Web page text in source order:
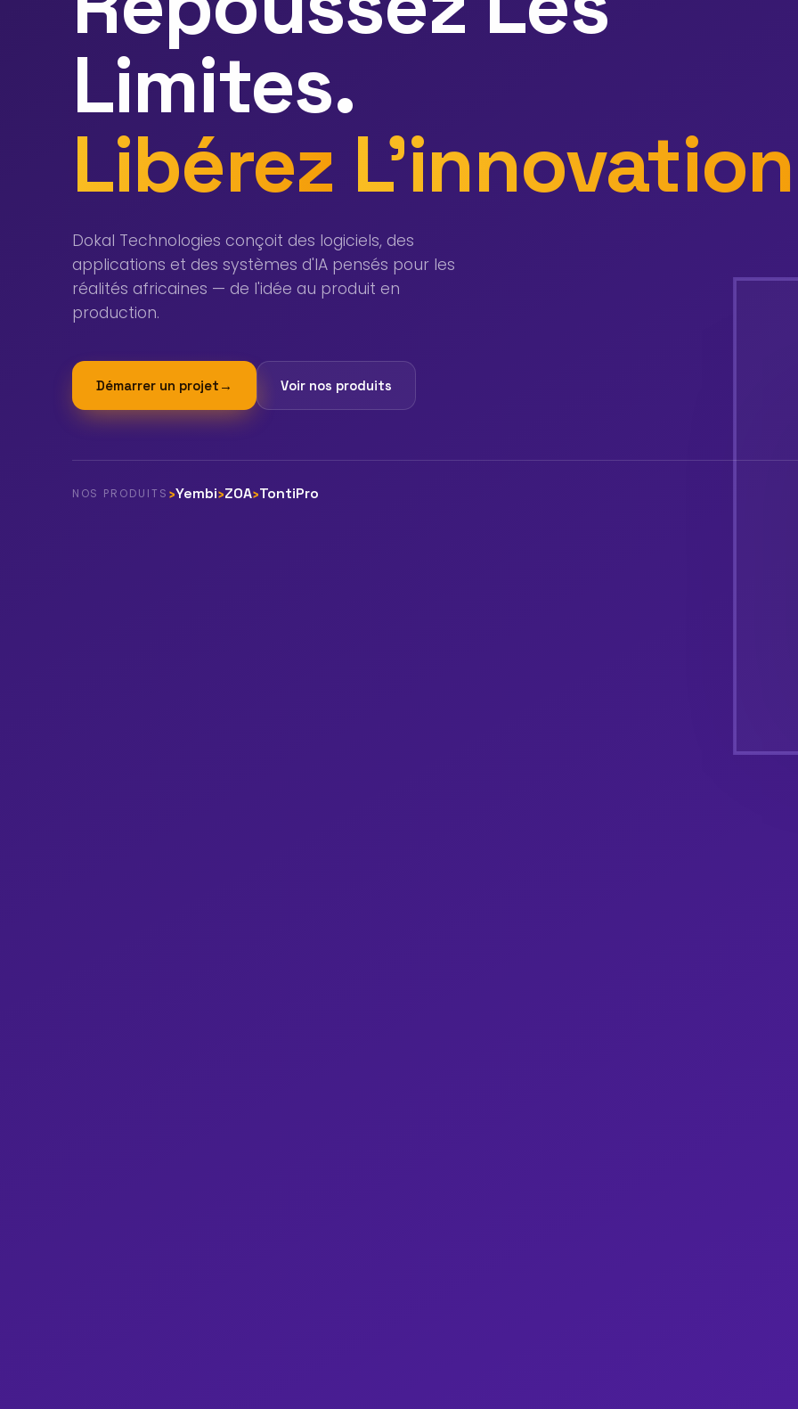
Limites.
Libérez
Dokal Technologies conçoit des logiciels, des
applications et des systèmes d'IA pensés pour les
réalités africaines — de l'idée au produit en
production.
Démarrer un projet → Voir nos produits
NOS PRODUITS Yembi ZOA TontiPro